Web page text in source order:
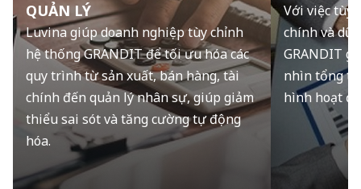
QUẢN LÝ
Luvina giúp doanh nghiệp tùy chỉnh
hệ thống GRANDIT để tối ưu hóa các
quy trình từ sản xuất, bán hàng, tài
chính đến quản lý nhân sự, giúp giảm
thiểu sai sót và tăng cường tự động
hóa.
Với việc tùy
chính và dữ
GRANDIT
nhìn tổng
hình hoạt